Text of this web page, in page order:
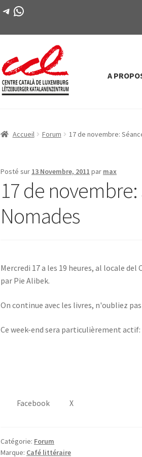
Télégramme
WhatsApp
Passer
à
Aller
au
A
Accueil Forum 17 de novembre:
Posté sur 13 Novembre, 2011 par max
17 de
Nomades
Mercredi 17 a les 19 heures, al locale
par Pie Alibek.
On continue avec les livres, n'oubliez
Ce week-end sera particulièrement
Facebook X
Catégorie: Forum
Marque: Café littéraire